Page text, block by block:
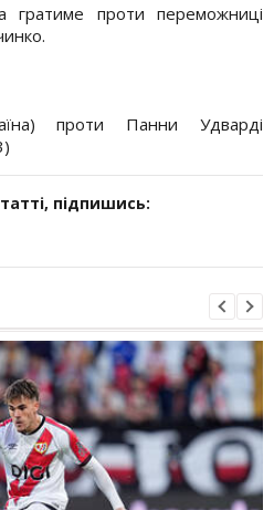
гратиме проти переможниці
проти Панни Удварді
підпишись: